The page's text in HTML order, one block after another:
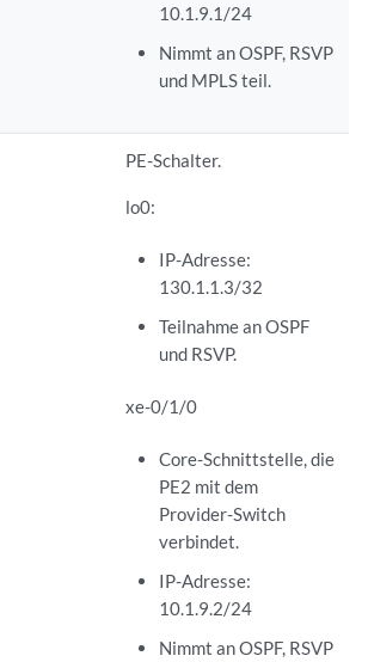
10.1.9.1/24
Nimmt an OSPF, RSVP
und MPLS teil.
PE-Schalter.
lo0:
IP-Adresse:
130.1.1.3/32
Teilnahme an OSPF
und RSVP.
xe-0/1/0
Core-Schnittstelle, die
PE2 mit dem
Provider-Switch
verbindet.
IP-Adresse:
10.1.9.2/24
Nimmt an OSPF, RSVP